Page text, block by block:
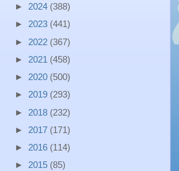
► 2024 (388)
► 2023 (441)
► 2022 (367)
► 2021 (458)
► 2020 (500)
► 2019 (293)
► 2018 (232)
► 2017 (171)
► 2016 (114)
► 2015 (85)